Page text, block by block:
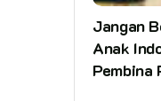
Jangan
Anak
Pembina